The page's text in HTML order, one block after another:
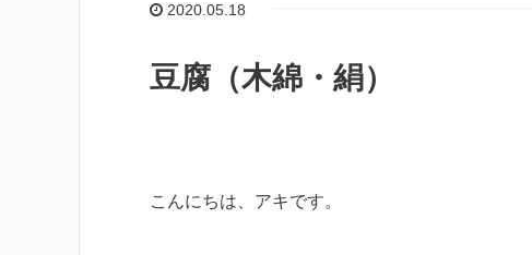
2020.05.18
豆腐（木綿・絹）
こんにちは、アキです。